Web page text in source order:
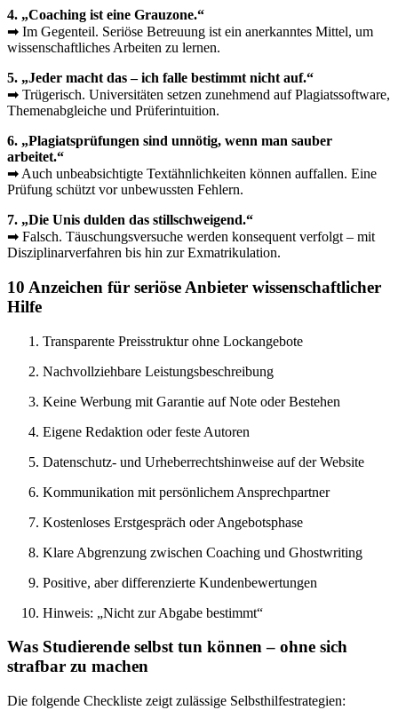
4. „Coaching ist eine Grauzone.“
➡ Im Gegenteil. Seriöse Betreuung ist ein anerkanntes Mittel, um
wissenschaftliches Arbeiten zu lernen.
5. „Jeder macht das – ich falle bestimmt nicht auf.“
➡ Trügerisch. Universitäten setzen zunehmend auf Plagiatssoftware,
Themenabgleiche und Prüferintuition.
6. „Plagiatsprüfungen sind unnötig, wenn man sauber
arbeitet.“
➡ Auch unbeabsichtigte Textähnlichkeiten können auffallen. Eine
Prüfung schützt vor unbewussten Fehlern.
7. „Die Unis dulden das stillschweigend.“
➡ Falsch. Täuschungsversuche werden konsequent verfolgt – mit
Disziplinarverfahren bis hin zur Exmatrikulation.
10 Anzeichen für seriöse Anbieter wissenschaftlicher
Hilfe
Transparente Preisstruktur ohne Lockangebote
Nachvollziehbare Leistungsbeschreibung
Keine Werbung mit Garantie auf Note oder Bestehen
Eigene Redaktion oder feste Autoren
Datenschutz- und Urheberrechtshinweise auf der Website
Kommunikation mit persönlichem Ansprechpartner
Kostenloses Erstgespräch oder Angebotsphase
Klare Abgrenzung zwischen Coaching und Ghostwriting
Positive, aber differenzierte Kundenbewertungen
Hinweis: „Nicht zur Abgabe bestimmt“
Was Studierende selbst tun können – ohne sich
strafbar zu machen
Die folgende Checkliste zeigt zulässige Selbsthilfestrategien: